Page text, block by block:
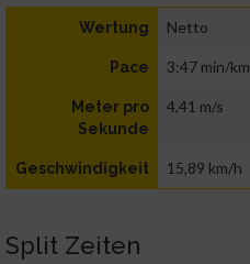
Wertung Netto
Pace 3:47 min/km
Meter pro
Sekunde
4,41 m/s
Geschwindigkeit 15,89 km/h
Split Zeiten